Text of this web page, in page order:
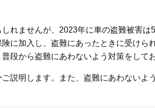
れませんが、2023年に車の盗難被害は
に加入し、盗難にあったときに受けら
段から盗難にあわないよう対策をして
説明します。また、盗難にあわないよ